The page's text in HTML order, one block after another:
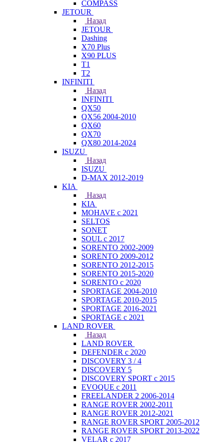
COMPASS
JETOUR
Назад
JETOUR
Dashing
X70 Plus
X90 PLUS
T1
T2
INFINITI
Назад
INFINITI
QX50
QX56 2004-2010
QX60
QX70
QX80 2014-2024
ISUZU
Назад
ISUZU
D-MAX 2012-2019
KIA
Назад
KIA
MOHAVE с 2021
SELTOS
SONET
SOUL с 2017
SORENTO 2002-2009
SORENTO 2009-2012
SORENTO 2012-2015
SORENTO 2015-2020
SORENTO с 2020
SPORTAGE 2004-2010
SPORTAGE 2010-2015
SPORTAGE 2016-2021
SPORTAGE с 2021
LAND ROVER
Назад
LAND ROVER
DEFENDER с 2020
DISCOVERY 3 / 4
DISCOVERY 5
DISCOVERY SPORT с 2015
EVOQUE с 2011
FREELANDER 2 2006-2014
RANGE ROVER 2002-2011
RANGE ROVER 2012-2021
RANGE ROVER SPORT 2005-2012
RANGE ROVER SPORT 2013-2022
VELAR с 2017